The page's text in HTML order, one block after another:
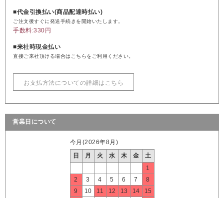
■代金引換払い(商品配達時払い)
ご注文後すぐに発送手続きを開始いたします。
手数料:330円
■来社時現金払い
直接ご来社頂ける場合はこちらをご利用ください。
お支払方法についての詳細はこちら
営業日について
今月(2026年8月)
日
月 火 水 木 金
土
1
2
3 4 5 6 7
8
9
10 11 12 13 14
15